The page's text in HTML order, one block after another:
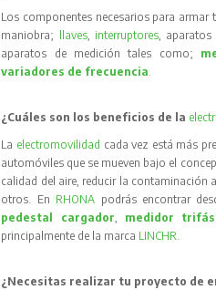
Los componentes necesarios para armar
maniobra;
llaves, interruptores,
aparatos de medición tales como;
variadores de frecuencia.
¿Cuáles son los beneficios de la
La electromovilidad cada vez está más
automóviles que se mueven bajo el
calidad del aire, reducir la contaminación
otros. En RHONA podrás encontrar
pedestal cargador, medidor
principalmente de la marca LINCHR.
¿Necesitas realizar tu proyecto de